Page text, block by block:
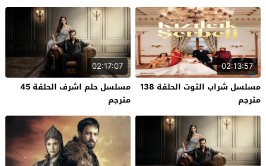
02:13:57
مسلسل شراب التوت الحلقة 138
مترجم
02:17:07
مسلسل حلم اشرف الحلقة 45
مترجم